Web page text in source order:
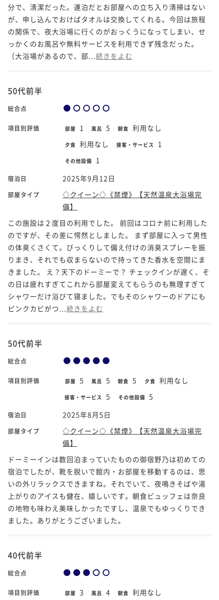
分で、清潔だった。連泊だとお部屋への立ち入り清掃はない
が、申し込んでおけばタオルは交換してくれる。今回は旅程
の関係で、夜大浴場に行くのがおっくうになってしまい、せ
っかくのお風呂や無料サービスを利用できず残念だった。
（大浴場があるので、部... 続きをよむ
50代前半
総合点
項目別評価 部屋 1 風呂 5 朝食 利用なし
夕食 利用なし 接客・サービス 1
その他設備 1
宿泊日 2025年9月12日
部屋タイプ
◇クイーン◇《禁煙》【天然温泉大浴場完
備】
この施設は２度目の利用でした。 前回はコロナ前に利用した
のですが、その差に愕然としました。 まず部屋に入って男性
の体臭くさくて。びっくりして備え付けの消臭スプレーを振
りまき、それでも収まらないので持ってきた香水を空間にま
きました。 え？天下のドーミーで？ チェックインが遅く、そ
の日は疲れすぎてこれから部屋変えてもらうのも無理すぎて
シャワーだけ浴びて寝ました。でもそのシャワーのドアにも
ピンクカビがつ... 続きをよむ
50代前半
総合点
項目別評価 部屋 5 風呂 5 朝食 5 夕食 利用なし
接客・サービス 5 その他設備 5
宿泊日 2025年8月5日
部屋タイプ
◇クイーン◇《禁煙》【天然温泉大浴場完
備】
ドーミーインは数回泊まっていたものの御宿野乃は初めての
宿泊でしたが、靴を脱いで館内・お部屋を移動するのは、思
いの外リラックスできますね。それでいて、夜鳴きそばや湯
上がりのアイスも健在、嬉しいです。朝食ビュッフェは奈良
の地物も味わえ美味しかったですし、温泉でもゆっくりでき
ました。ありがとうございました。
40代前半
総合点
項目別評価 部屋 3 風呂 4 朝食 利用なし